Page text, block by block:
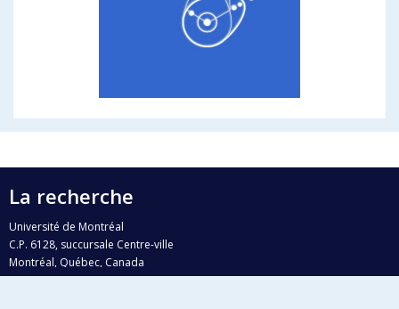
La recherche
Université de Montréal
C.P. 6128, succursale Centre-ville
Montréal, Québec, Canada
H3C 3J7